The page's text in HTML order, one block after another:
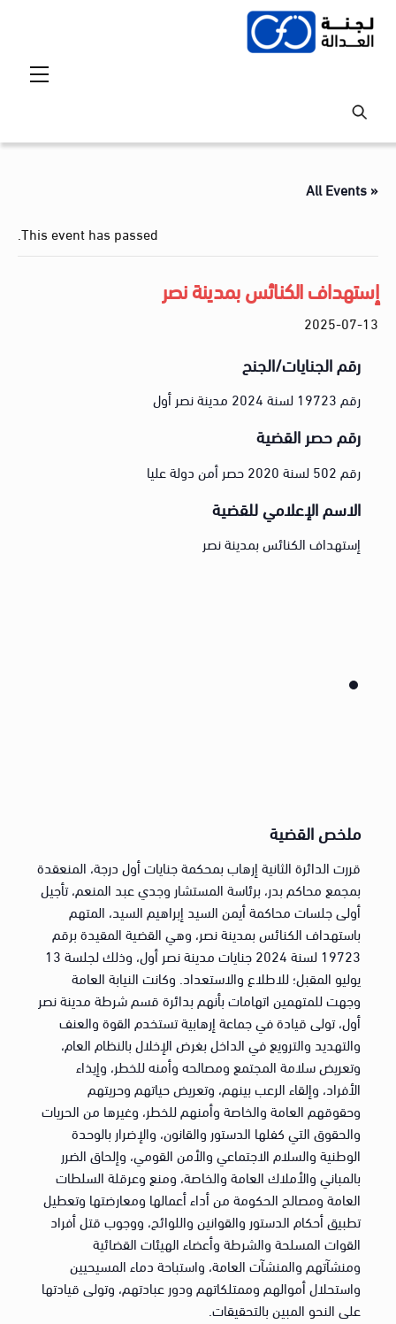
Skip
« All Events
This event has passed.
إستهداف الكنائس بمدينة نصر
2025-07-13
رقم الجنايات/الجنح
رقم 19723 لسنة 2024 مدينة نصر أول
رقم حصر القضية
رقم 502 لسنة 2020 حصر أمن دولة عليا
الاسم الإعلامي للقضية
إستهداف الكنائس بمدينة نصر
ملخص القضية
قررت الدائرة الثانية إرهاب بمحكمة جنايات أول درجة، المنعقدة
بمجمع محاكم بدر، برئاسة المستشار وجدي عبد المنعم، تأجيل
أولى جلسات محاكمة أيمن السيد إبراهيم السيد، المتهم
باستهداف الكنائس بمدينة نصر، وهي القضية المقيدة برقم
19723 لسنة 2024 جنايات مدينة نصر أول، وذلك لجلسة 13
يوليو المقبل؛ للاطلاع والاستعداد. وكانت النيابة العامة
وجهت للمتهمين اتهامات بأنهم بدائرة قسم شرطة مدينة نصر
أول، تولى قيادة في جماعة إرهابية تستخدم القوة والعنف
والتهديد والترويع في الداخل بغرض الإخلال بالنظام العام،
وتعريض سلامة المجتمع ومصالحه وأمنه للخطر، وإيذاء
الأفراد، وإلقاء الرعب بينهم، وتعريض حياتهم وحريتهم
وحقوقهم العامة والخاصة وأمنهم للخطر، وغيرها من الحريات
والحقوق التي كفلها الدستور والقانون، والإضرار بالوحدة
الوطنية والسلام الاجتماعي والأمن القومي، وإلحاق الضرر
بالمباني والأملاك العامة والخاصة، ومنع وعرقلة السلطات
العامة ومصالح الحكومة من أداء أعمالها ومعارضتها وتعطيل
تطبيق أحكام الدستور والقوانين واللوائح، ووجوب قتل أفراد
القوات المسلحة والشرطة وأعضاء الهيئات القضائية
ومنشآتهم والمنشآت العامة، واستباحة دماء المسيحيين
واستحلال أموالهم وممتلكاتهم ودور عبادتهم، وتولى قيادتها
على النحو المبين بالتحقيقات.